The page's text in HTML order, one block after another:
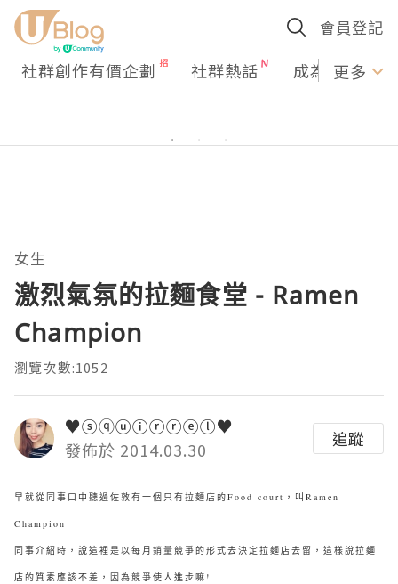
會員登記
社群創作有價企劃 社群熱話 成為U更多
女生
激烈氣氛的拉麵食堂 - Ramen
Champion
瀏覽次數:1052
♥ⓢⓠⓤⓘⓡⓡⓔⓛ♥
發佈於 2014.03.30
追蹤
早就從同事口中聽過佐敦有一個只有拉麵店的Food court，叫Ramen
Champion
同事介紹時，說這裡是以每月銷量競爭的形式去決定拉麵店去留，這樣說拉麵
店的質素應該不差，因為競爭使人進步嘛!